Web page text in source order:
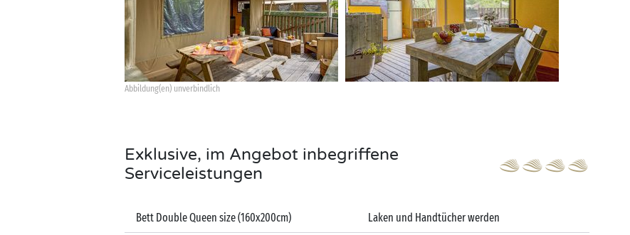
Abbildung(en) unverbindlich
Exklusive, im Angebot inbegriffene
Serviceleistungen
Bett Double Queen size (160x200cm) Laken und Handtücher werden